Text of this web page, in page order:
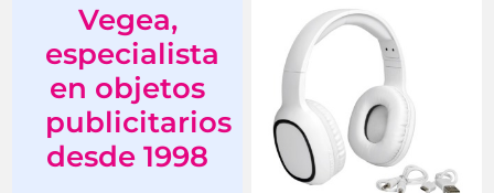
Vegea,
especialista
en objetos
publicitarios
desde 1998